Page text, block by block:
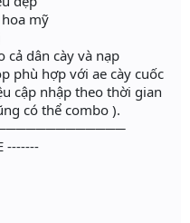
mỹ
cả dân cày và nạp
phù hợp với ae cày cuốc
cập nhập theo thời gian
có thể combo ).
-------